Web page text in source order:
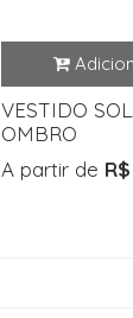
VESTIDO
OMBRO
A partir de